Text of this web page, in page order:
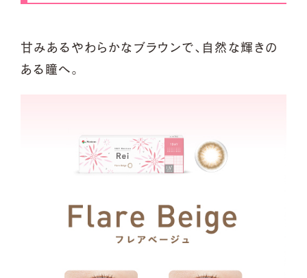
甘みあるやわらかなブラウンで、自然な輝きの
ある瞳へ。